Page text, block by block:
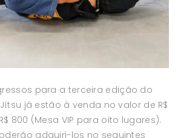
para a terceira edição do
já estão à venda no valor de R$
800 (Mesa VIP para oito lugares).
adquiri-los no seguintes